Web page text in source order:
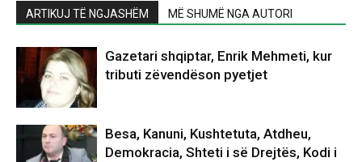
ARTIKUJ TË NGJASHËM MË SHUMË NGA AUTORI
Gazetari shqiptar, Enrik Mehmeti, kur
tributi zëvendëson pyetjet
Besa, Kanuni, Kushtetuta, Atdheu,
Demokracia, Shteti i së Drejtës, Kodi i